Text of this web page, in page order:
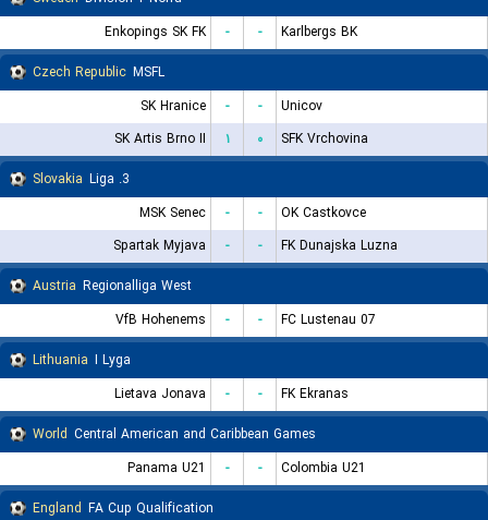
Enkopings SK FK
- -
Karlbergs BK
Czech Republic MSFL
SK Hranice
- -
Unicov
SK Artis Brno II
۱ ۰
SFK Vrchovina
Slovakia
3. Liga
MSK Senec
- -
OK Castkovce
Spartak Myjava
- -
FK Dunajska Luzna
Austria Regionalliga West
VfB Hohenems
- -
FC Lustenau 07
Lithuania I Lyga
Lietava Jonava
- -
FK Ekranas
World Central American and Caribbean Games
Panama U21
- -
Colombia U21
England FA Cup Qualification